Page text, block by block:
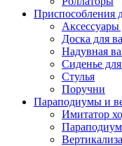
Приспособления
Аксессуары
Доска для
Надувная
Сиденье
Стулья
Поручни
Параподиумы и
Имитатор